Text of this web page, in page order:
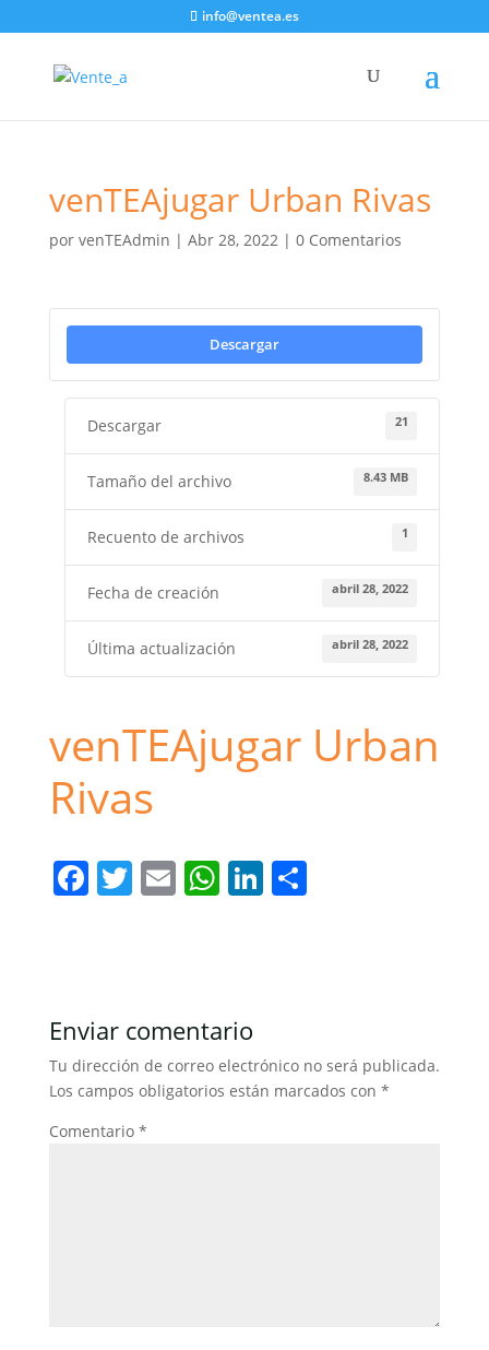
info@ventea.es
venTEAjugar Urban Rivas
por venTEAdmin | Abr 28, 2022| 0 Comentarios
Descargar
Descargar 21
Tamaño del archivo 8.43 MB
Recuento de archivos 1
Fecha de creación abril 28, 2022
Última actualización abril 28, 2022
venTEAjugar Urban
Rivas
F
b
o
o
k
T E W
A
p
p
Li
n
C
tir
Enviar comentario
Tu dirección de correo electrónico no será publicada.
Los campos obligatorios están marcados con *
Comentario *